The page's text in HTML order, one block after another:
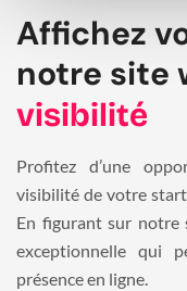
Affichez
notre site
visibilité
Profitez d’une
visibilité de votre
En figurant sur notre
exceptionnelle qui
présence en ligne.